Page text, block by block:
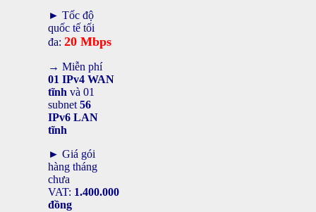
► Tốc độ
quốc tế tối
đa: 20 Mbps
→ Miễn phí
01 IPv4 WAN
tĩnh và 01
subnet 56
IPv6 LAN
tĩnh
► Giá gói
hàng tháng
chưa
VAT: 1.400.000
đồng